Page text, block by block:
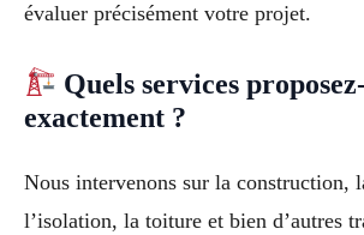
évaluer précisément votre projet.
Quels services
exactement ?
Nous intervenons sur la construction,
l’isolation, la toiture et bien d’autres